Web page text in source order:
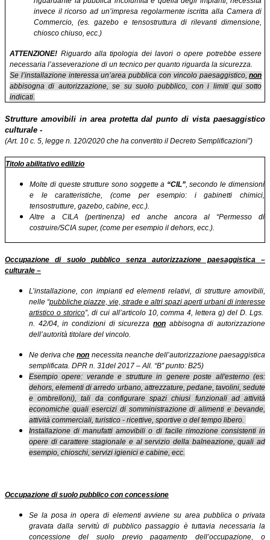
invece il ricorso ad un’impresa regolarmente iscritta alla Camera di
Commercio, (es. gazebo e tensostruttura di rilevanti dimensione,
chiosco chiuso, ecc.)
ATTENZIONE! Riguardo alla tipologia dei lavori o opere potrebbe essere
necessaria l’asseverazione di un tecnico per quanto riguarda la sicurezza.
Se l’installazione interessa un’area pubblica con vincolo paesaggistico,non
abbisogna di autorizzazione, se su suolo pubblico, con i limiti qui sotto
indicati.
Strutture amovibili in area protetta dal punto di vista paesaggistico
culturale -
(Art. 10 c. 5, legge n. 120/2020 che ha convertito il Decreto Semplificazioni”)
Titolo abilitativo edilizio
Molte di queste strutture sono soggette a “CIL”, secondo le dimensioni
e le caratteristiche, (come per esempio: i gabinetti chimici,
tensostrutture, gazebo, cabine, ecc.).
Altre a CILA (pertinenza) ed anche ancora al “Permesso di
costruire/SCIA super, (come per esempio il dehors, ecc.).
Occupazione di suolo pubblico senza autorizzazione paesaggistica –
culturale –
L’installazione, con impianti ed elementi relativi, di strutture amovibili,
nelle “pubbliche piazze, vie, strade e altri spazi aperti urbani di interesse
artistico o storico”, di cui all’articolo 10, comma 4, lettera g) del D. Lgs.
n. 42/04, in condizioni di sicurezza non abbisogna di autorizzazione
dell’autorità titolare del vincolo.
Ne deriva chenon necessita neanche dell’autorizzazione paesaggistica
semplificata. DPR n. 31del 2017 – All. “B” punto: B25)
Esempio opere: verande e strutture in genere poste all'esterno (es:
dehors, elementi di arredo urbano, attrezzature, pedane, tavolini, sedute
e ombrelloni), tali da configurare spazi chiusi funzionali ad attività
economiche quali esercizi di somministrazione di alimenti e bevande,
attività commerciali, turistico - ricettive, sportive o del tempo libero.
Installazione di manufatti amovibili o di facile rimozione consistenti in
opere di carattere stagionale e al servizio della balneazione, quali ad
esempio, chioschi, servizi igienici e cabine, ecc.
Occupazione di suolo pubblico con concessione
Se la posa in opera di elementi avviene su area pubblica o privata
gravata dalla servitù di pubblico passaggio è tuttavia necessaria la
concessione del suolo previopagamento dell’occupazione, o